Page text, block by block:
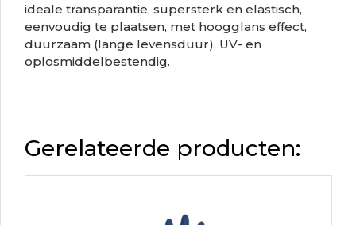
ideale transparantie, supersterk en elastisch,
eenvoudig te plaatsen, met hoogglans effect,
duurzaam (lange levensduur), UV- en
oplosmiddelbestendig.
Gerelateerde producten: